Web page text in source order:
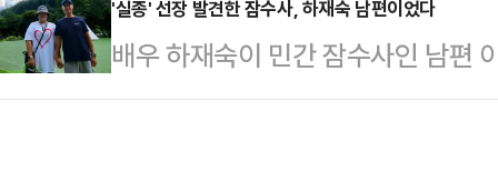
다.13일 서울 송파경찰서에 따르
실종된 것 같다"는 내용의 신고를
남편은 실종 당일 오전 9시쯤 직장
'실종' 선장 발견한 잠수사, 하재숙 남편이었다
배우 하재숙이 민간 잠수사인 남편
을 발견했다는 사실을 전해 눈길을